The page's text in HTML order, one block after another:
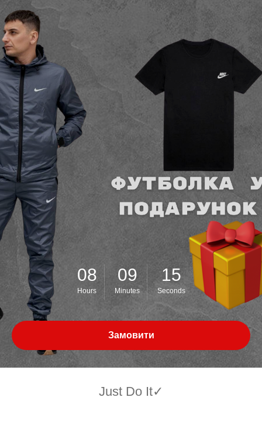
08
Hours
09
Minutes
15
Seconds
Замовити
Just Do It✓